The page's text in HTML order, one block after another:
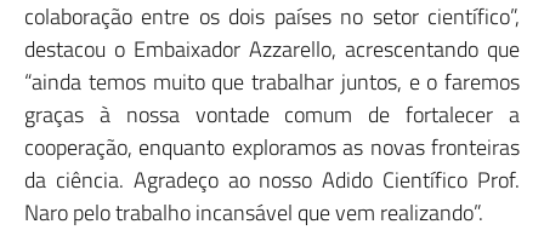
colaboração entre os dois países no setor científico”,
destacou o Embaixador Azzarello, acrescentando que
“ainda temos muito que trabalhar juntos, e o faremos
graças à nossa vontade comum de fortalecer a
cooperação, enquanto exploramos as novas fronteiras
da ciência. Agradeço ao nosso Adido Científico Prof.
Naro pelo trabalho incansável que vem realizando”.